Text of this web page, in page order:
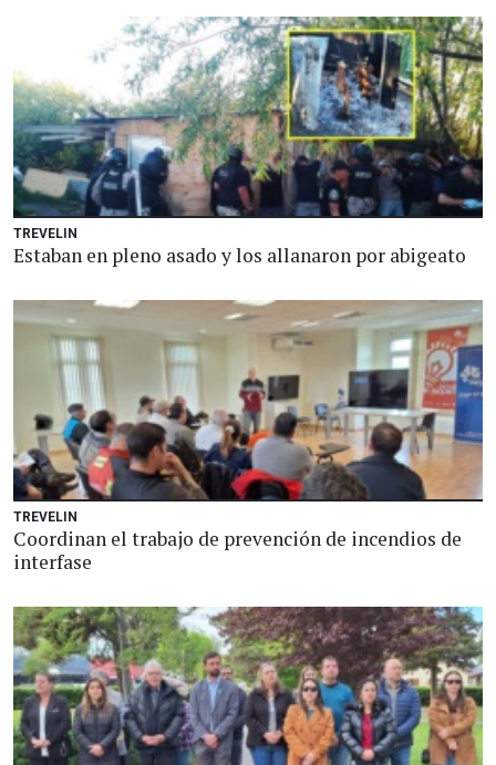
TREVELIN
Estaban en pleno asado y los allanaron por abigeato
TREVELIN
Coordinan el trabajo de prevención de incendios de
interfase